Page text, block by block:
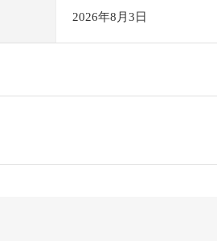
2026年8月3日